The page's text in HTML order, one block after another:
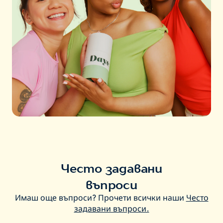
Често задавани
въпроси
Имаш още въпроси? Прочети всички наши Често
задавани въпроси.